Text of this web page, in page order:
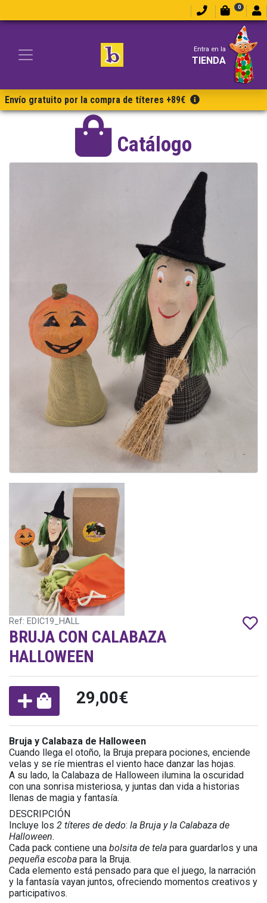
0
Entra en la
TIENDA
Envío gratuito por la compra de títeres +89€
Catálogo
Ref: EDIC19_HALL
BRUJA CON CALABAZA
HALLOWEEN
29,00€
Bruja y Calabaza de Halloween
Cuando llega el otoño, la Bruja prepara pociones, enciende
velas y se ríe mientras el viento hace danzar las hojas.
A su lado, la Calabaza de Halloween ilumina la oscuridad
con una sonrisa misteriosa, y juntas dan vida a historias
llenas de magia y fantasía.
DESCRIPCIÓN
Incluye los 2 títeres de dedo: la Bruja y la Calabaza de
Halloween.
Cada pack contiene una bolsita de tela para guardarlos y una
pequeña escoba para la Bruja.
Cada elemento está pensado para que el juego, la narración
y la fantasía vayan juntos, ofreciendo momentos creativos y
participativos.